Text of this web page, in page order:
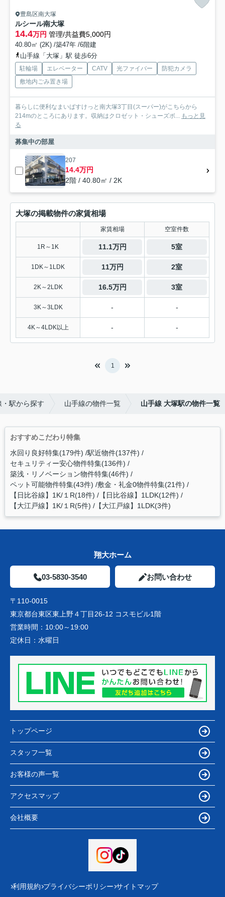
豊島区南大塚
ルシール南大塚
14.4万円 管理/共益費5,000円
40.80㎡ (2K) /築47年 /6階建
山手線「大塚」駅 徒歩6分
駐輪場 エレベーター CATV 光ファイバー
防犯カメラ
敷地内ごみ置き場
暮らしに便利なまいばすけっと南大塚3丁目(スーパー)がこちらから
214mのところにあります。収納はクロゼット・シューズボ... もっと見
る
募集中の部屋
207
14.4万円
2階 / 40.80㎡ / 2K
大塚の掲載物件の家賃相場
家賃相場 空室件数
1R～1K 11.1万円 5室
1DK～1LDK 11万円 2室
2K～2LDK 16.5万円 3室
3K～3LDK - -
4K～4LDK以上 - -
1
・駅から探す 山手線の物件一覧 山手線 大塚駅の物件一覧
おすすめこだわり特集
水回り良好特集(179件) 駅近物件(137件)
セキュリティー安心物件特集(136件)
築浅・リノベーション物件特集(46件)
ペット可能物件特集(43件) 敷金・礼金0物件特集(21件)
【日比谷線】1K/１R(18件) 【日比谷線】1LDK(12件)
【大江戸線】1K/１R(5件) 【大江戸線】1LDK(3件)
翔大ホーム
03-5830-3540 お問い合わせ
〒110-0015
東京都台東区東上野４丁目26-12 コスモビル1階
営業時間： 10:00～19:00
定休日： 水曜日
トップページ
スタッフ一覧
お客様の声一覧
アクセスマップ
会社概要
利用規約 プライバシーポリシー サイトマップ